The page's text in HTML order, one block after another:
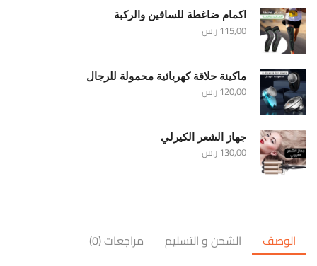
اكمام ضاغطة للساقين والركبة
115,00ر.س
ماكينة حلاقة كهربائية محمولة للرجال
120,00ر.س
جهاز الشعر الكيرلي
130,00ر.س
الوصف الشحن و التسليم
مراجعات (0)